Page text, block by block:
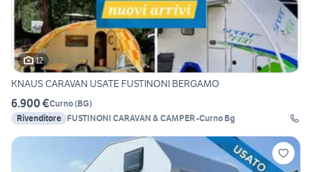
12
KNAUS CARAVAN USATE FUSTINONI BERGAMO
6.900 €Curno(BG)
Rivenditore FUSTINONI CARAVAN & CAMPER -Curno Bg